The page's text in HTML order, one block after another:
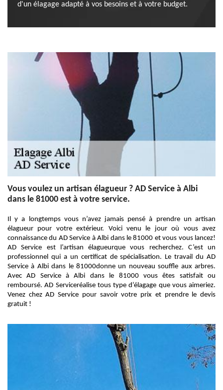
d'un élagage adapté à vos besoins et à votre budget.
Vous voulez un artisan élagueur ? AD Service à Albi
dans le 81000 est à votre service.
Il y a longtemps vous n’avez jamais pensé à prendre un artisan
élagueur pour votre extérieur. Voici venu le jour où vous avez
connaissance du AD Service à Albi dans le 81000 et vous vous lancez!
AD Service est l’artisan élagueurque vous recherchez. C’est un
professionnel qui a un certificat de spécialisation. Le travail du AD
Service à Albi dans le 81000donne un nouveau souffle aux arbres.
Avec AD Service à Albi dans le 81000 vous êtes satisfait ou
remboursé. AD Serviceréalise tous type d’élagage que vous aimeriez.
Venez chez AD Service pour savoir votre prix et prendre le devis
gratuit !